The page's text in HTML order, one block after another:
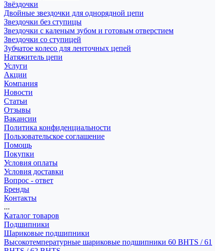
Звёздочки
Двойные звездочки для однорядной цепи
Звездочки без ступицы
Звездочки с каленым зубом и готовым отверстием
Звездочки со ступицей
Зубчатое колесо для ленточных цепей
Натяжитель цепи
Услуги
Акции
Компания
Новости
Статьи
Отзывы
Вакансии
Политика конфиденциальности
Пользовательское соглашение
Помощь
Покупки
Условия оплаты
Условия доставки
Вопрос - ответ
Бренды
Контакты
...
Каталог товаров
Подшипники
Шариковые подшипники
Высокотемпературные шариковые подшипники 60 BHTS / 61